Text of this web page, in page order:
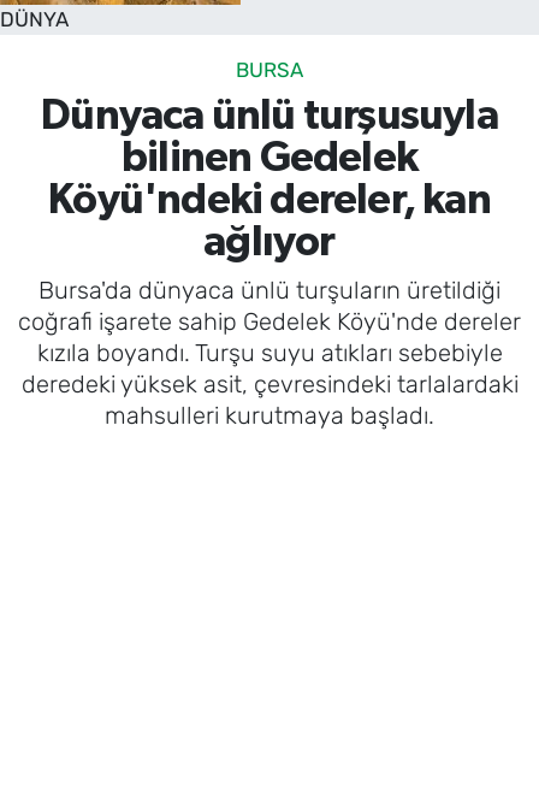
DÜNYA
BURSA
Dünyaca ünlü turşusuyla
bilinen Gedelek
Köyü'ndeki dereler, kan
ağlıyor
Bursa'da dünyaca ünlü turşuların üretildiği
coğrafi işarete sahip Gedelek Köyü'nde dereler
kızıla boyandı. Turşu suyu atıkları sebebiyle
deredeki yüksek asit, çevresindeki tarlalardaki
mahsulleri kurutmaya başladı.